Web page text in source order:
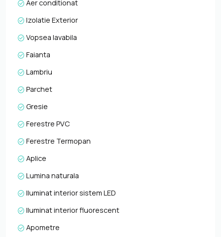
Aer conditionat
Izolatie Exterior
Vopsea lavabila
Faianta
Lambriu
Parchet
Gresie
Ferestre PVC
Ferestre Termopan
Aplice
Lumina naturala
Iluminat interior sistem LED
Iluminat interior fluorescent
Apometre